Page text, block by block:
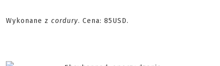
Wykonane z cordury. Cena: 85USD.